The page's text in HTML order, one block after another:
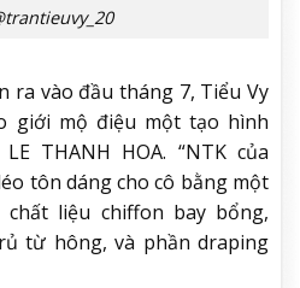
ra vào đầu tháng 7, Tiểu Vy
giới mộ điệu một tạo hình
THANH HOA. “NTK của
tôn dáng cho cô bằng một
liệu chiffon bay bổng,
từ hông, và phần draping